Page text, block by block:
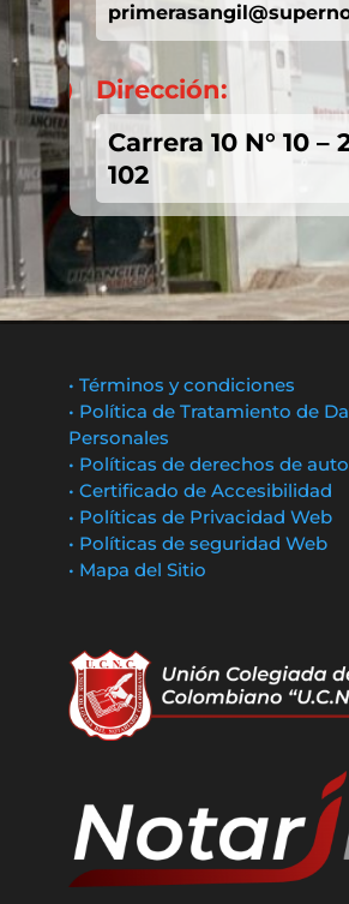

Dirección:
Carrera 10 N° 10 –
102
• Términos y condiciones
• Política de Tratamiento de
Personales
• Políticas de derechos de
• Certificado de Accesibilidad
• Políticas de Privacidad Web
• Políticas de seguridad Web
• Mapa del Sitio